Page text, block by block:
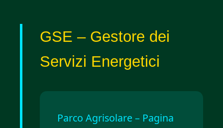
GSE – Gestore dei
Servizi Energetici
Parco Agrisolare – Pagina